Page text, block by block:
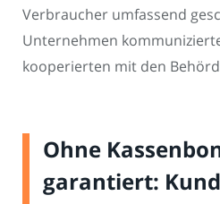
Verbraucher umfassend
Unternehmen
kooperierten mit den
Ohne
garantiert: